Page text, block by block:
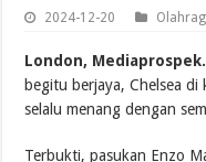
2024-12-20
London,
begitu berjaya, Chelsea di
selalu menang dengan
Terbukti, pasukan Enzo